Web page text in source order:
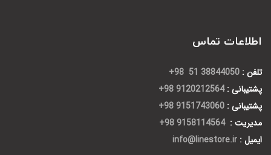
اطلاعات تماس
تلفن : 38844050 51 98+
پشتیبانی : 9120212564 98+
پشتیبانی : 9151743060 98+
مدیریت : 9158114564 98+
ایمیل : info@linestore.ir